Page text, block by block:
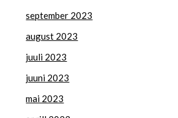
september 2023
august 2023
juuli 2023
juuni 2023
mai 2023